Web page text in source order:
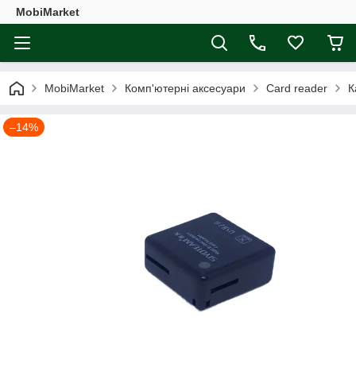
MobiMarket
MobiMarket Комп'ютерні аксесуари Card reader
–14%